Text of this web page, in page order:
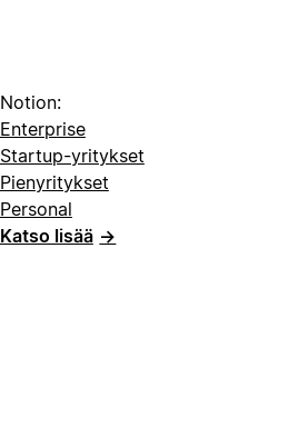
Notion:
Enterprise
Startup-yritykset
Pienyritykset
Personal
Katso lisää →